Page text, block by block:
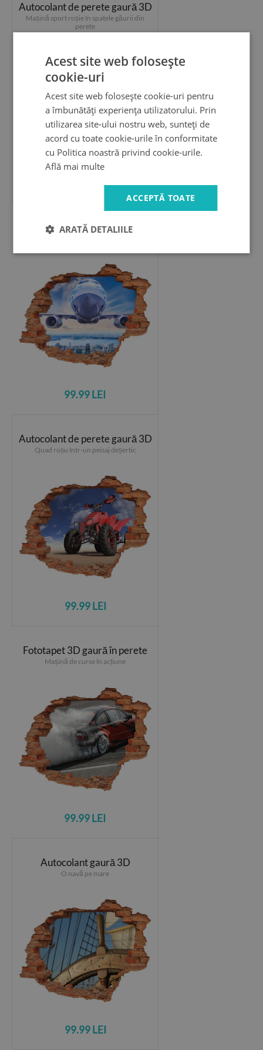
Autocolant de perete gaură 3D
Mașină sport roșie în spatele găurii din
perete
99.99 LEI
Autocolant gaură 3D
99.99 LEI
Autocolant de perete gaură 3D
Quad roșu într-un peisaj deșertic
99.99 LEI
Fototapet 3D gaură în perete
Mașină de curse în acțiune
99.99 LEI
Autocolant gaură 3D
O navă pe mare
99.99 LEI
Acest site web folosește
cookie-uri
Acest site web folosește cookie-uri pentru
a îmbunătăți experiența utilizatorului. Prin
utilizarea site-ului nostru web, sunteți de
acord cu toate cookie-urile în conformitate
cu Politica noastră privind cookie-urile.
Află mai multe
ACCEPTĂ TOATE
ARATĂ DETALIILE